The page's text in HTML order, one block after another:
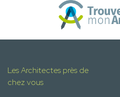
Les Architectes près de
chez vous